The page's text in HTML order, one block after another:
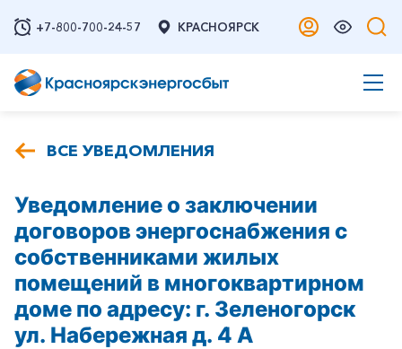
+7-800-700-24-57 КРАСНОЯРСК
ВСЕ УВЕДОМЛЕНИЯ
Уведомление о заключении
договоров энергоснабжения с
собственниками жилых
помещений в многоквартирном
доме по адресу: г. Зеленогорск
ул. Набережная д. 4 А